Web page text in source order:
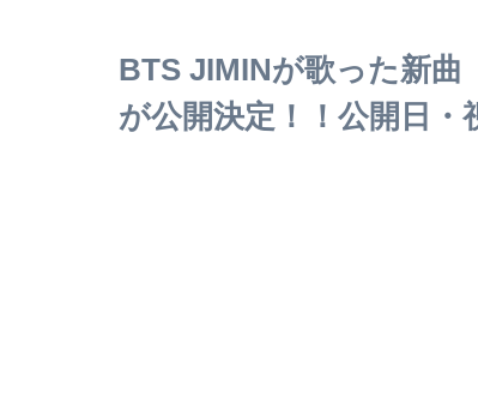
BTS JIMINが歌った新
が公開決定！！公開日・